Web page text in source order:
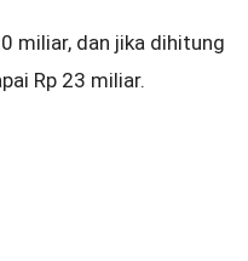
miliar, dan jika dihitung
Rp 23 miliar.